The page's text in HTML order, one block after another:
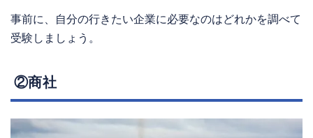
事前に、自分の行きたい企業に必要なのはどれかを調べて
受験しましょう。
②商社